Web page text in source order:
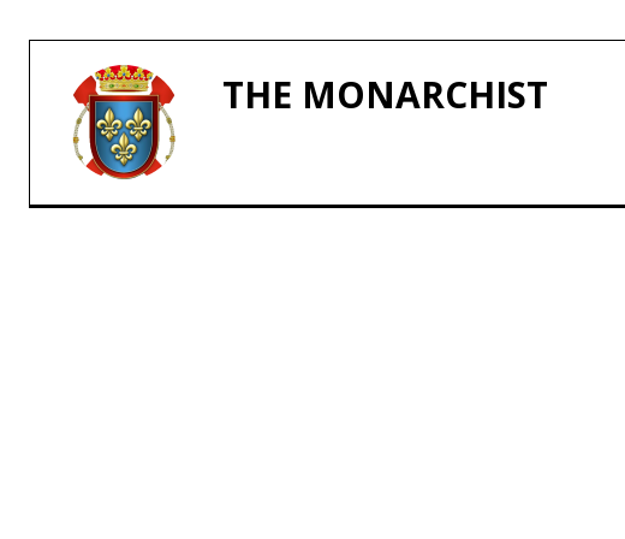
THE MONARCHIST